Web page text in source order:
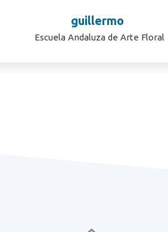
guillermo
Escuela Andaluza de Arte Floral